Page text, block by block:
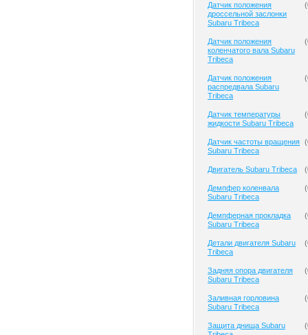
Датчик положения
дроссельной заслонки
Subaru Tribeca
(
Датчик положения
коленчатого вала Subaru
Tribeca
(
Датчик положения
распредвала Subaru
Tribeca
(
Датчик температуры
жидкости Subaru Tribeca
(
Датчик частоты вращения
Subaru Tribeca
(
Двигатель Subaru Tribeca (
Демпфер коленвала
Subaru Tribeca
(
Демпферная прокладка
Subaru Tribeca
(
Детали двигателя Subaru
Tribeca
(
Задняя опора двигателя
Subaru Tribeca
(
Заливная горловина
Subaru Tribeca
(
Защита днища Subaru
(